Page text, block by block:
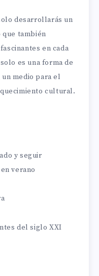
desarrollarás un
que también
en cada
es una forma de
medio para el
cultural.
y seguir
verano
del siglo XXI